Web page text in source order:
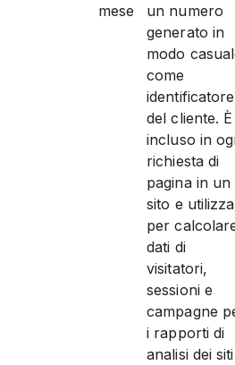
mese
un numero
generato in
modo
come
identificatore
del cliente. È
incluso in
richiesta di
pagina in un
sito e
per
dati di
visitatori,
sessioni e
campagne
i rapporti di
analisi dei